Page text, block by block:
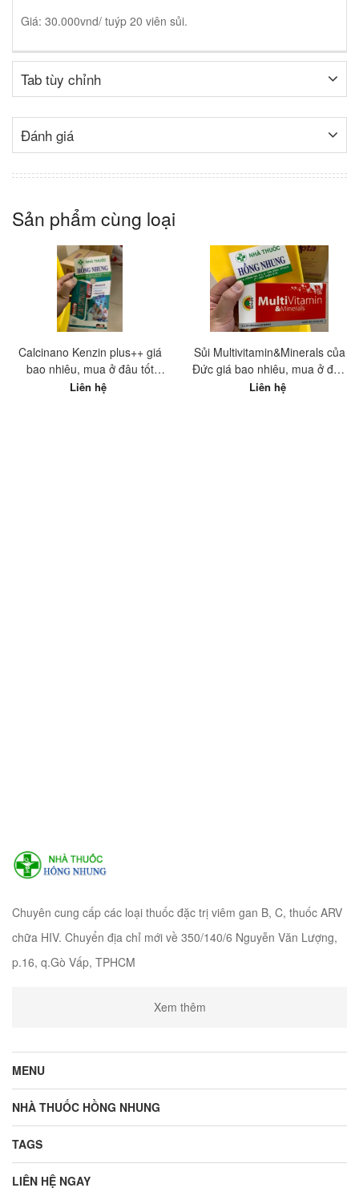
Giá: 30.000vnd/ tuýp 20 viên sủi.
Tab tùy chỉnh
Đánh giá
Sản phẩm cùng loại
Calcinano Kenzin plus++ giá
bao nhiêu, mua ở đâu tốt
nhất?
Liên hệ
Sủi Multivitamin&Minerals của
Đức giá bao nhiêu, mua ở đâu
tốt nhất?
Liên hệ
Chuyên cung cấp các loại thuốc đặc trị viêm gan B, C, thuốc ARV
chữa HIV. Chuyển địa chỉ mới về 350/140/6 Nguyễn Văn Lượng,
p.16, q.Gò Vấp, TPHCM
Xem thêm
MENU
NHÀ THUỐC HỒNG NHUNG
TAGS
LIÊN HỆ NGAY